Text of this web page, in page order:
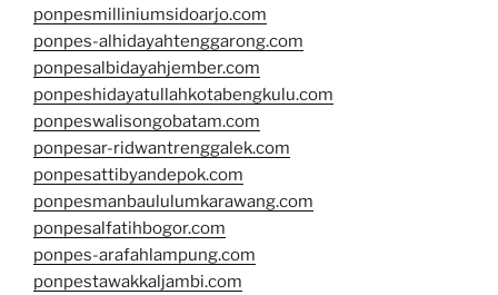
ponpesmilliniumsidoarjo.com
ponpes-alhidayahtenggarong.com
ponpesalbidayahjember.com
ponpeshidayatullahkotabengkulu.com
ponpeswalisongobatam.com
ponpesar-ridwantrenggalek.com
ponpesattibyandepok.com
ponpesmanbaululumkarawang.com
ponpesalfatihbogor.com
ponpes-arafahlampung.com
ponpestawakkaljambi.com